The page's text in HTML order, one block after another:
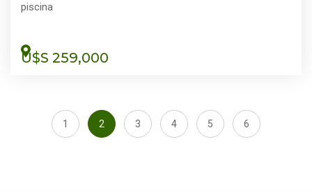
piscina
U$S 259,000
1 2 3 4 5 6